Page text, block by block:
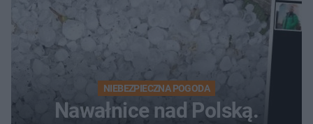
NIEBEZPIECZNA POGODA
Nawałnice nad Polską.